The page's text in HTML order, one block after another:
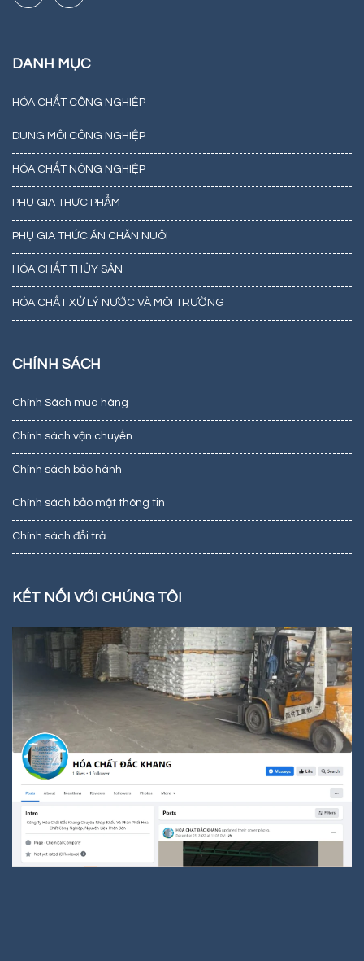
DANH MỤC
HÓA CHẤT CÔNG NGHIỆP
DUNG MÔI CÔNG NGHIỆP
HÓA CHẤT NÔNG NGHIỆP
PHỤ GIA THỰC PHẨM
PHỤ GIA THỨC ĂN CHĂN NUÔI
HÓA CHẤT THỦY SẢN
HÓA CHẤT XỬ LÝ NƯỚC VÀ MÔI TRƯỜNG
CHÍNH SÁCH
Chính Sách mua hàng
Chính sách vận chuyển
Chính sách bảo hành
Chính sách bảo mật thông tin
Chính sách đổi trả
KẾT NỐI VỚI CHÚNG TÔI